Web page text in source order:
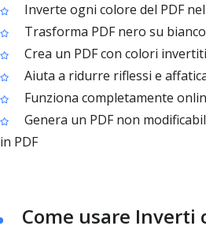
Inverte ogni colore del PDF
Trasforma PDF nero su
Crea un PDF con colori
Aiuta a ridurre riflessi e
Funziona completamente
Genera un PDF non
in PDF
Come usare Inverti